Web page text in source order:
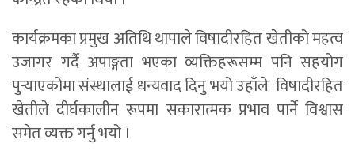
कार्यक्रमका प्रमुख अतिथि थापाले विषादीरहित खेतीको महत्व
उजागर गर्दै अपाङ्गता भएका व्यक्तिहरूसम्म पनि सहयोग
पुर्‍याएकोमा संस्थालाई धन्यवाद दिनु भयो उहाँले विषादीरहित
खेतीले दीर्घकालीन रूपमा सकारात्मक प्रभाव पार्ने विश्वास
समेत व्यक्त गर्नु भयो ।